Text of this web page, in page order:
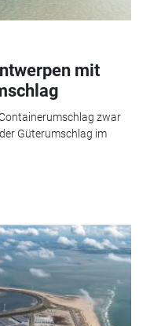
mit
zwar
Güterumschlag im